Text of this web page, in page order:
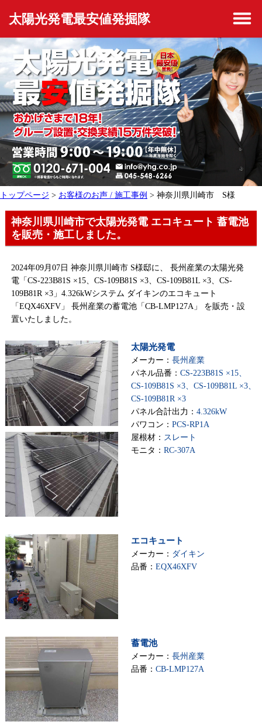
太陽光発電最安値発掘隊
トップページ > お客様のお声 / 施工事例 > 神奈川県川崎市 S様
神奈川県川崎市で太陽光発電 エコキュート 蓄電池
を販売・施工しました。
2024年09月07日 神奈川県川崎市 S様邸に、 長州産業の太陽光発
電「CS-223B81S ×15、CS-109B81S ×3、CS-109B81L ×3、CS-
109B81R ×3」4.326kWシステム ダイキンのエコキュート
「EQX46XFV」 長州産業の蓄電池「CB-LMP127A」 を販売・設
置いたしました。
太陽光発電
メーカー： 長州産業
パネル品番： CS-223B81S ×15、
CS-109B81S ×3、CS-109B81L ×3、
CS-109B81R ×3
パネル合計出力： 4.326kW
パワコン： PCS-RP1A
屋根材： スレート
モニタ： RC-307A
エコキュート
メーカー： ダイキン
品番： EQX46XFV
蓄電池
メーカー： 長州産業
品番： CB-LMP127A